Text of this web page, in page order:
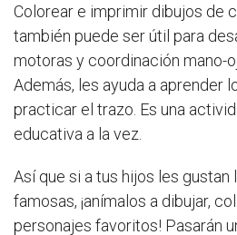
Colorear e imprimir dibujos de
también puede ser útil para
motoras y coordinación mano-
Además, les ayuda a aprender
practicar el trazo. Es una
educativa a la vez.
Así que si a tus hijos les gustan
famosas, ¡anímalos a dibujar,
personajes favoritos! Pasarán